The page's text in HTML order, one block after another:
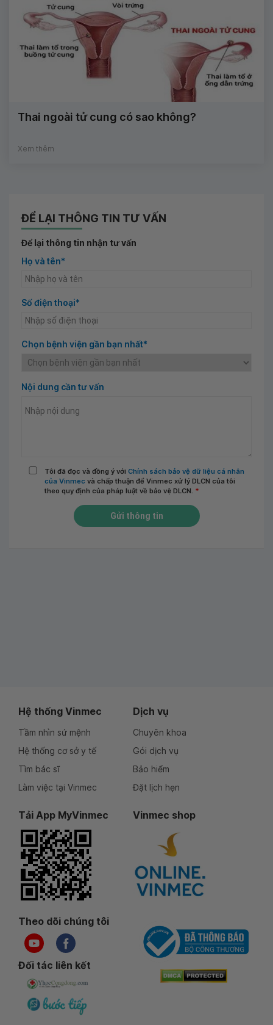
Thai ngoài tử cung có sao không?
Xem thêm
ĐỂ LẠI THÔNG TIN TƯ VẤN
Để lại thông tin nhận tư vấn
Họ và tên*
Số điện thoại*
Chọn bệnh viện gần bạn nhất*
Nội dung cần tư vấn
Tôi đã đọc và đồng ý với Chính sách bảo vệ dữ liệu cá nhân
của Vinmec và chấp thuận để Vinmec xử lý DLCN của tôi
theo quy định của pháp luật về bảo vệ DLCN. *
Gửi thông tin
Hệ thống Vinmec
Tầm nhìn sứ mệnh
Hệ thống cơ sở y tế
Tìm bác sĩ
Làm việc tại Vinmec
Dịch vụ
Chuyên khoa
Gói dịch vụ
Bảo hiểm
Đặt lịch hẹn
Tải App MyVinmec Vinmec shop
Theo dõi chúng tôi
Đối tác liên kết